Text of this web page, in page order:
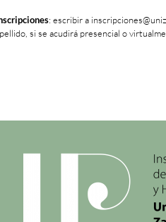
: escribir a
si se acudirá presencial o